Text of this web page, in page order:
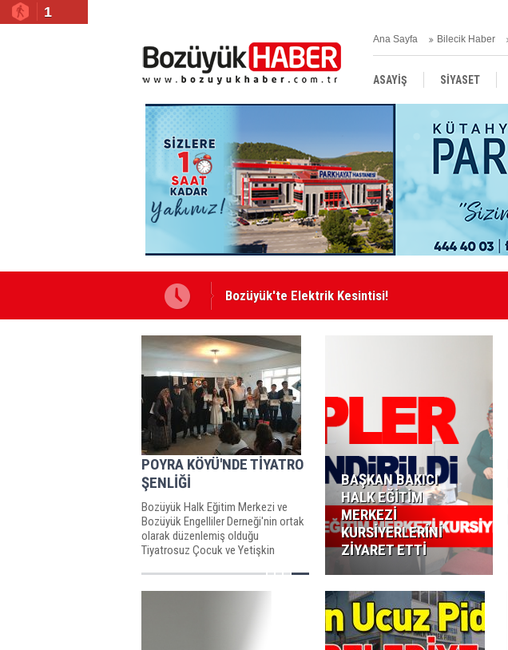
1
Ana Sayfa Bilecik Haber
ASAYİŞ SİYASET
RESMİ İLANLAR
Bozüyük'te Elektrik Kesintisi!
Bismillah
POYRA KÖYÜ'NDE TİYATRO
ŞENLİĞİ
Bozüyük Halk Eğitim Merkezi ve
Bozüyük Engelliler Derneği'nin ortak
olarak düzenlemiş olduğu
Tiyatrosuz Çocuk ve Yetişkin
BAŞKAN BAKICI
HALK EĞİTİM
MERKEZİ
KURSİYERLERİNİ
ZİYARET ETTİ